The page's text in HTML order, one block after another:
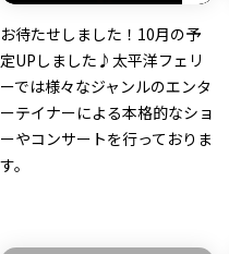
お待たせしました！10月の予
定UPしました♪太平洋フェリ
ーでは様々なジャンルのエンタ
ーテイナーによる本格的なショ
ーやコンサートを行っておりま
す。